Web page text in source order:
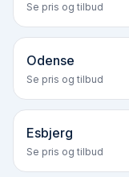
Se pris og tilbud
Odense
Se pris og tilbud
Esbjerg
Se pris og tilbud